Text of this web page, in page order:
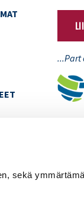
sekä
...Part